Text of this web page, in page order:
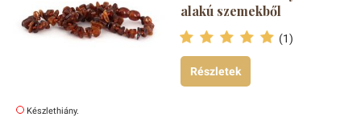
alakú szemekből
(1)
Részletek
Készlethiány.